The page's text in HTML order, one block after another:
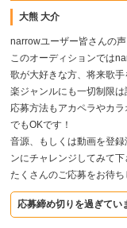
大熊 大介
narrowユーザー皆さんの
このオーディションでは
歌が大好きな方、将来歌
楽ジャンルにも一切制限は
応募方法もアカペラやカ
でもOKです！
音源、もしくは動画を登
ンにチャレンジしてみて下
たくさんのご応募をお待ち
応募締め切りを過ぎてい